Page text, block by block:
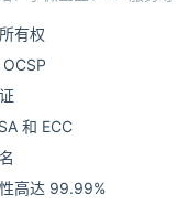
有权
和 ECC
高达 99.99%